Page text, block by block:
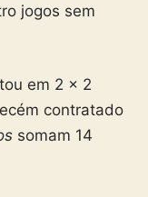
jogos sem
em 2 x 2
contratado
somam 14